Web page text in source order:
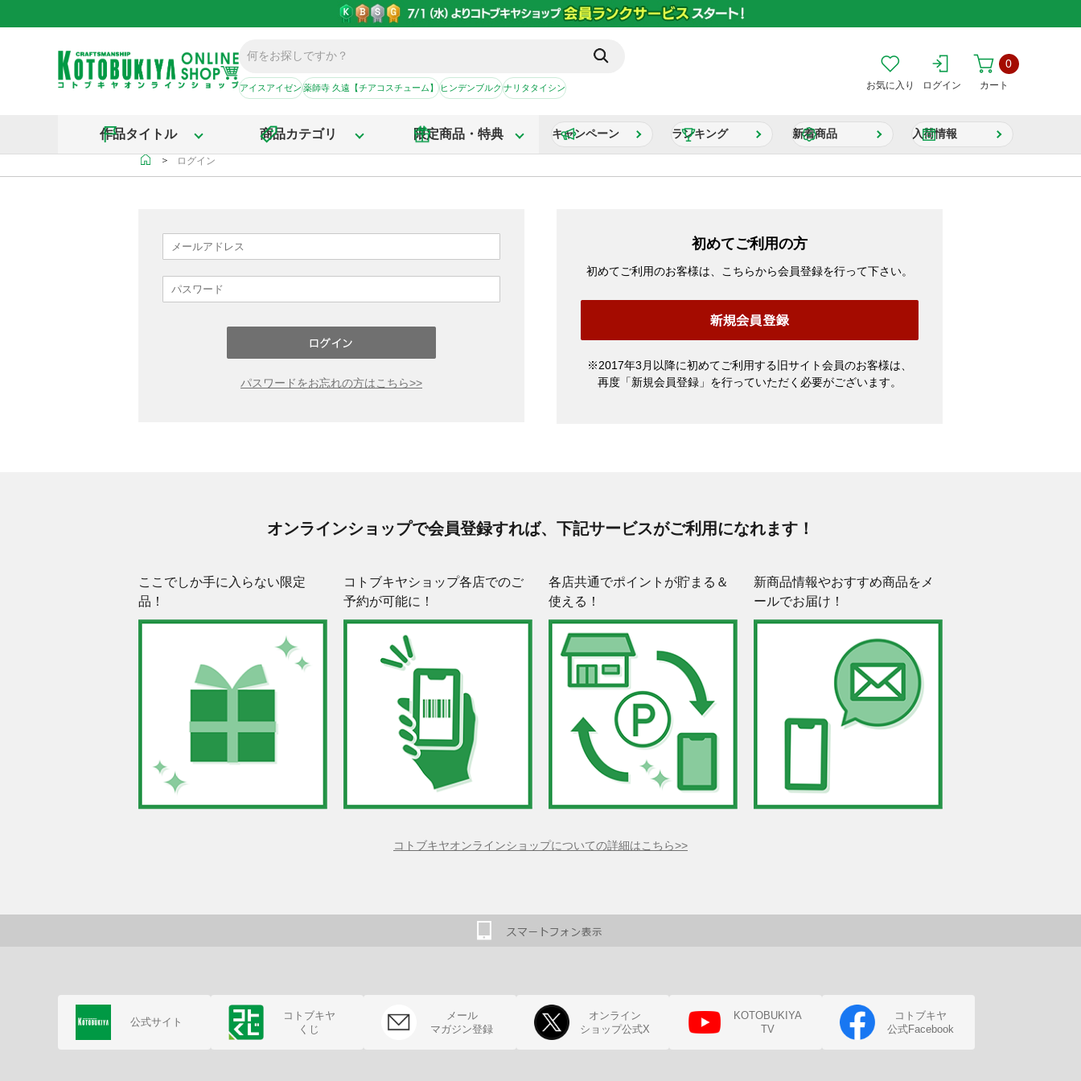
アイスアイゼン薬師寺 久遠【チアコスチューム】ヒンデンブルクナリタタイシン お気に入り ログイン カート
0
作品タイトル 商品カテゴリ 限定商品・特典 キャンペーン ランキング 新着商品 入荷情報
＞ ログイン
パスワードをお忘れの方はこちら>>
初めてご利用の方
初めてご利用のお客様は、こちらから会員登録を行って下さい。
※2017年3月以降に初めてご利用する旧サイト会員のお客様は、
再度「新規会員登録」を行っていただく必要がございます。
オンラインショップで会員登録すれば、下記サービスがご利用になれます！
ここでしか手に入らない限定
品！
コトブキヤショップ各店でのご
予約が可能に！
各店共通でポイントが貯まる＆
使える！
新商品情報やおすすめ商品をメ
ールでお届け！
コトブキヤオンラインショップについての詳細はこちら>>
公式サイト
コトブキヤ
くじ
メール
マガジン登録
オンライン
ショップ公式X
KOTOBUKIYA
TV
コトブキヤ
公式Facebook